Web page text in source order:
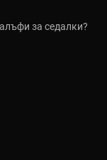
за седалки?